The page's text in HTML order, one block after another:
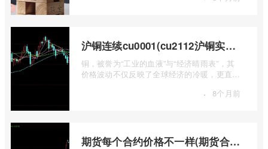
沪铜连续cu0001(cu2112沪铜实时行情)
铜，被誉为“工业的血液”与“经济晴雨表”，其
价格波动不仅反映了全球经济的冷暖，更直接
· 8个月前
期货每个合约价格不一样(期货合约之间的价格差)